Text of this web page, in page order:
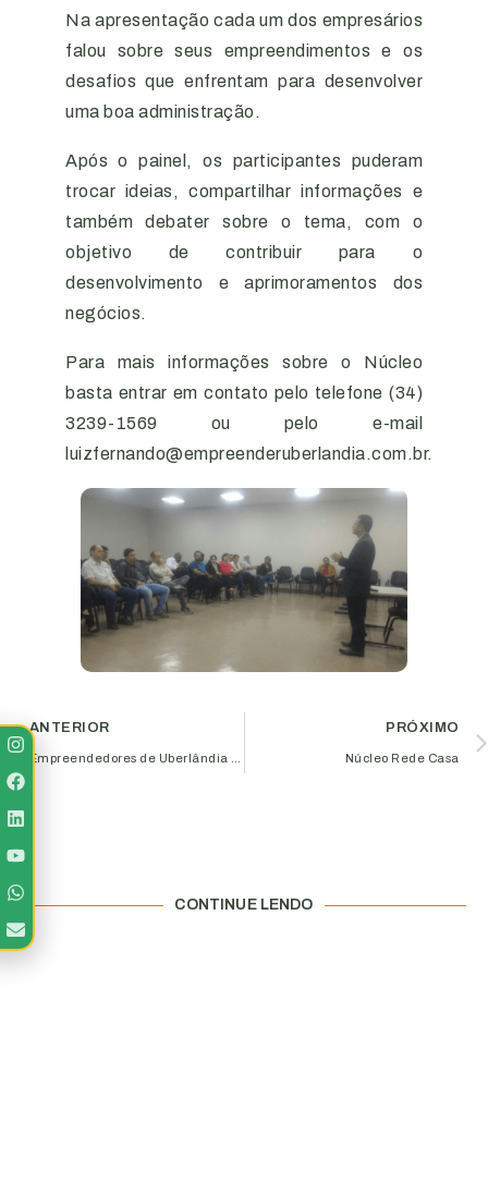
Na apresentação cada um dos empresários
falou sobre seus empreendimentos e os
desafios que enfrentam para desenvolver
uma boa administração.
Após o painel, os participantes puderam
trocar ideias, compartilhar informações e
também debater sobre o tema, com o
objetivo de contribuir para o
desenvolvimento e aprimoramentos dos
negócios.
Para mais informações sobre o Núcleo
basta entrar em contato pelo telefone (34)
3239-1569 ou pelo e-mail
luizfernando@empreenderuberlandia.com.br.
ANTERIOR PRÓXIMO
Núcleo Rede Casa
CONTINUE LENDO